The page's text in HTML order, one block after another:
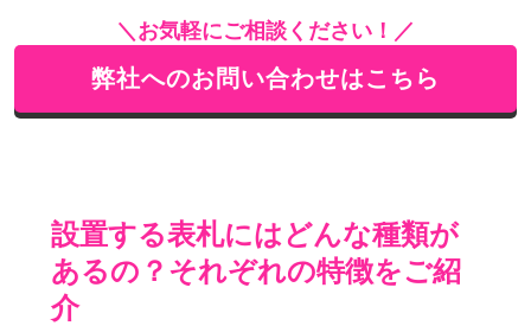
＼お気軽にご相談ください！／
弊社へのお問い合わせはこちら
設置する表札にはどんな種類が
あるの？それぞれの特徴をご紹
介